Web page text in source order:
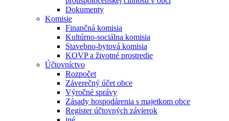
Dokumenty
Komisie
Finančná komisia
Kultúrno-sociálna komisia
Stavebno-bytová komisia
KOVP a životné prostredie
Účtovníctvo
Rozpočet
Záverečný účet obce
Výročné správy
Zásady hospodárenia s majetkom obce
Register účtovných závierok